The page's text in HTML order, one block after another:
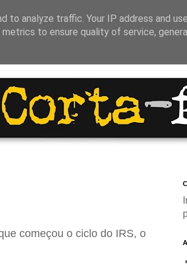
começou o ciclo do IRS, o
to analyze traffic. Your IP address and
to ensure quality of service,